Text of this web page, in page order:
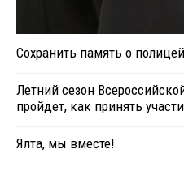
Сохранить память о
Летний сезон
пройдет, как принять
Ялта, мы вместе!